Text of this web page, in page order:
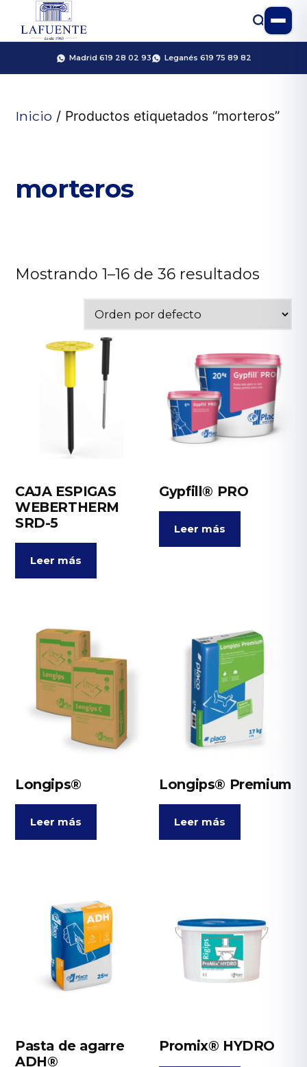
Madrid 619 28 02 93 Leganés 619 75 89 82
Inicio / Productos etiquetados “morteros”
morteros
Mostrando 1–16 de 36 resultados
CAJA ESPIGAS
WEBERTHERM
SRD-5
Leer más
Gypfill® PRO
Leer más
Longips®
Leer más
Longips® Premium
Leer más
Pasta de agarre
ADH®
Promix® HYDRO